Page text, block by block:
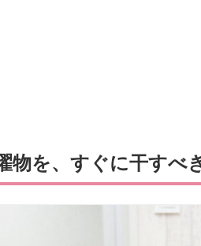
物を、すぐに干すべ